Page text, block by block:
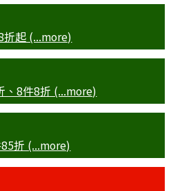
折起 (...more)
、8件8折 (...more)
折 (...more)